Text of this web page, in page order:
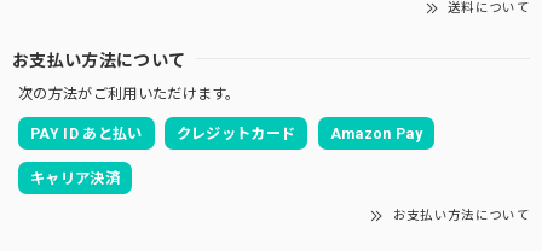
2026/03/19
送料について
お支払い方法について
次の方法がご利用いただけます。
PAY ID あと払い クレジットカード Amazon Pay
キャリア決済
お支払い方法について